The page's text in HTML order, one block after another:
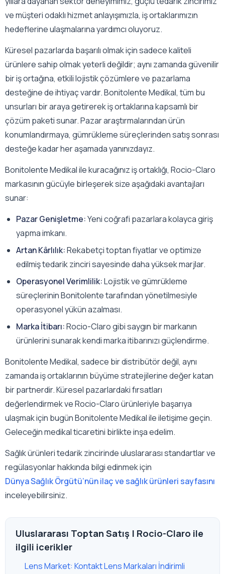
ve müşteri odaklı hizmet anlayışımızla, iş ortaklarımızın
hedeflerine ulaşmalarına yardımcı oluyoruz.
Küresel pazarlarda başarılı olmak için sadece kaliteli
ürünlere sahip olmak yeterli değildir; aynı zamanda güvenilir
bir iş ortağına, etkili lojistik çözümlere ve pazarlama
desteğine de ihtiyaç vardır. Bonitolente Medikal, tüm bu
unsurları bir araya getirerek iş ortaklarına kapsamlı bir
çözüm paketi sunar. Pazar araştırmalarından ürün
konumlandırmaya, gümrükleme süreçlerinden satış sonrası
desteğe kadar her aşamada yanınızdayız.
Bonitolente Medikal ile kuracağınız iş ortaklığı, Rocio-Claro
markasının gücüyle birleşerek size aşağıdaki avantajları
sunar:
Pazar Genişletme:Yeni coğrafi pazarlara kolayca giriş
yapma imkanı.
Artan Kârlılık:Rekabetçi toptan fiyatlar ve optimize
edilmiş tedarik zinciri sayesinde daha yüksek marjlar.
Operasyonel Verimlilik:Lojistik ve gümrükleme
süreçlerinin Bonitolente tarafından yönetilmesiyle
operasyonel yükün azalması.
Marka İtibarı:Rocio-Claro gibi saygın bir markanın
ürünlerini sunarak kendi marka itibarınızı güçlendirme.
Bonitolente Medikal, sadece bir distribütör değil, aynı
zamanda iş ortaklarının büyüme stratejilerine değer katan
bir partnerdir. Küresel pazarlardaki fırsatları
değerlendirmek ve Rocio-Claro ürünleriyle başarıya
ulaşmak için bugün Bonitolente Medikal ile iletişime geçin.
Geleceğin medikal ticaretini birlikte inşa edelim.
Sağlık ürünleri tedarik zincirinde uluslararası standartlar ve
regülasyonlar hakkında bilgi edinmek için
Dünya Sağlık Örgütü’nün ilaç ve sağlık ürünleri sayfasını
inceleyebilirsiniz.
Uluslararası Toptan Satış | Rocio-Claro ile
ilgili icerikler
Lens Market: Kontakt Lens Markaları İndirimli